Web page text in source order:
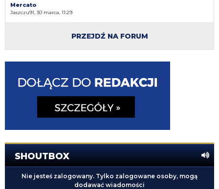
Mercato
Jaszczu91, 30 marca, 11:29
PRZEJDŹ NA FORUM
SHOUTBOX
Nie jesteś zalogowany. Tylko zalogowane osoby, mogą
dodawać wiadomości